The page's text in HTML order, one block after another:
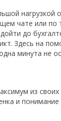
нагрузкой
чате или
до
Здесь на
минута не
из своих
и